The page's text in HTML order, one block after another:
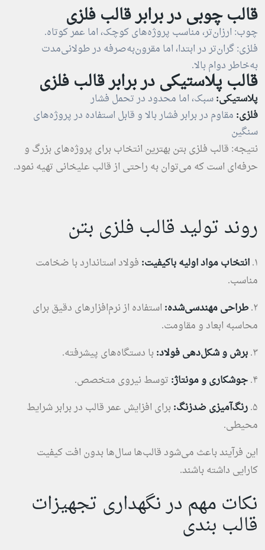
قالب چوبی در برابر قالب فلزی
چوب: ارزان‌تر، مناسب پروژه‌های کوچک، اما عمر کوتاه.
فلزی: گران‌تر در ابتدا، اما مقرون‌به‌صرفه در طولانی‌مدت
به‌خاطر دوام بالا.
قالب پلاستیکی در برابر قالب فلزی
پلاستیکی:سبک، اما محدود در تحمل فشار
فلزی: مقاوم در برابر فشار بالا و قابل استفاده در پروژه‌های
سنگین
نتیجه: قالب فلزی بتن بهترین انتخاب برای پروژه‌های بزرگ و
حرفه‌ای است که می‌توان به راحتی از قالب علیخانی تهیه نمود.
روند تولید قالب فلزی بتن
۱. انتخاب مواد اولیه باکیفیت: فولاد استاندارد با ضخامت
مناسب.
۲. طراحی مهندسی‌شده: استفاده از نرم‌افزارهای دقیق برای
محاسبه ابعاد و مقاومت.
۳. برش و شکل‌دهی فولاد: با دستگاه‌های پیشرفته.
۴. جوشکاری و مونتاژ: توسط نیروی متخصص.
۵. رنگ‌آمیزی ضدزنگ: برای افزایش عمر قالب در برابر شرایط
محیطی.
این فرآیند باعث می‌شود قالب‌ها سال‌ها بدون افت کیفیت
کارایی داشته باشند.
نکات مهم در نگهداری تجهیزات
قالب بندی